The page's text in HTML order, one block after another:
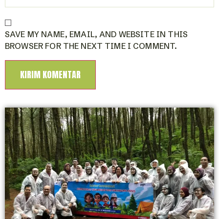
SAVE MY NAME, EMAIL, AND WEBSITE IN THIS
BROWSER FOR THE NEXT TIME I COMMENT.